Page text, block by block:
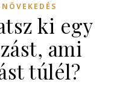
ki egy
ami
túlél?